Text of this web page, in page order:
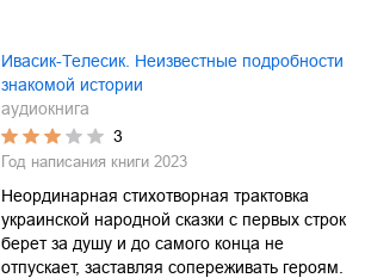
Ивасик-Телесик. Неизвестные подробности
знакомой истории
аудиокнига
3
Год написания книги 2023
Неординарная стихотворная трактовка
украинской народной сказки с первых строк
берет за душу и до самого конца не
отпускает, заставляя сопереживать героям.